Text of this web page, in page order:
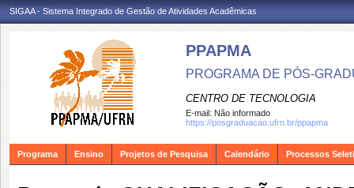
SIGAA - Sistema Integrado de Gestão de Atividades Acadêmicas
PPAPMA
PROGRAMA DE PÓS-
CENTRO DE TECNOLOGIA
E-mail: Não informado
https://posgraduacao.ufrn.br/ppapma
Programa Ensino Projetos de Pesquisa Calendário Processos